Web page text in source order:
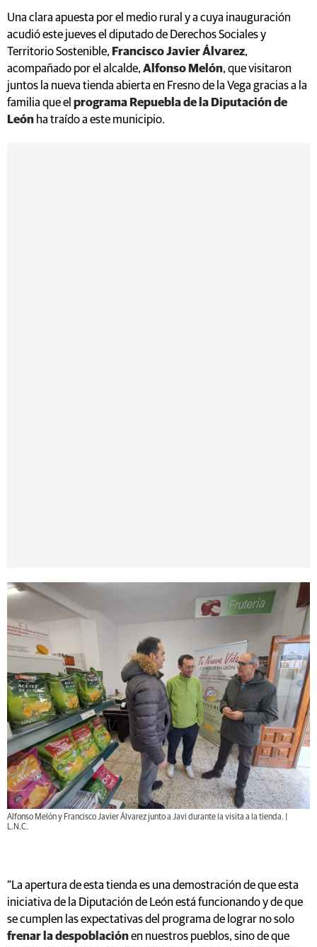
Una clara apuesta por el medio rural y a cuya inauguración
acudió este jueves el diputado de Derechos Sociales y
Territorio Sostenible, Francisco Javier Álvarez,
acompañado por el alcalde, Alfonso Melón, que visitaron
juntos la nueva tienda abierta en Fresno de la Vega gracias a la
familia que el programa Repuebla de la Diputación de
León ha traído a este municipio.
Alfonso Melón y Francisco Javier Álvarez junto a Javi durante la visita a la tienda. |
L.N.C.
“La apertura de esta tienda es una demostración de que esta
iniciativa de la Diputación de León está funcionando y de que
se cumplen las expectativas del programa de lograr no solo
frenar la despoblaciónen nuestros pueblos, sino de que